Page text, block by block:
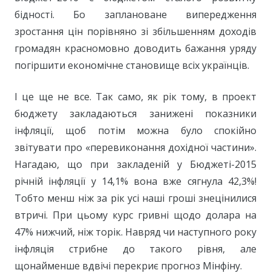
бідності. Бо заплановане випередження
зростання цін порівняно зі збільшенням доходів
громадян красномовно доводить бажання уряду
погіршити економічне становище всіх українців.
І це ще не все. Так само, як рік тому, в проект
бюджету закладаються занижені показники
інфляції, щоб потім можна було спокійно
звітувати про «перевиконання дохідної частини».
Нагадаю, що при закладеній у Бюджеті-2015
річній інфляції у 14,1% вона вже сягнула 42,3%!
Тобто менш ніж за рік усі наші гроші знецінилися
втричі. При цьому курс гривні щодо долара на
47% нижчий, ніж торік. Навряд чи наступного року
інфляція стрибне до такого рівня, але
щонайменше вдвічі перекриє прогноз Мінфіну.